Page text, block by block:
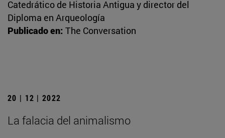
Catedrático de Historia Antigua y director del
Diploma en Arqueología
Publicado en: The Conversation
20 | 12 | 2022
La falacia del animalismo